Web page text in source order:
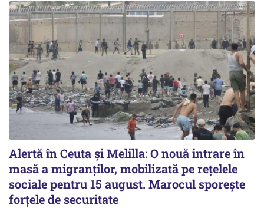
Alertă în Ceuta și Melilla: O nouă intrare în
masă a migranților, mobilizată pe rețelele
sociale pentru 15 august. Marocul sporește
forțele de securitate